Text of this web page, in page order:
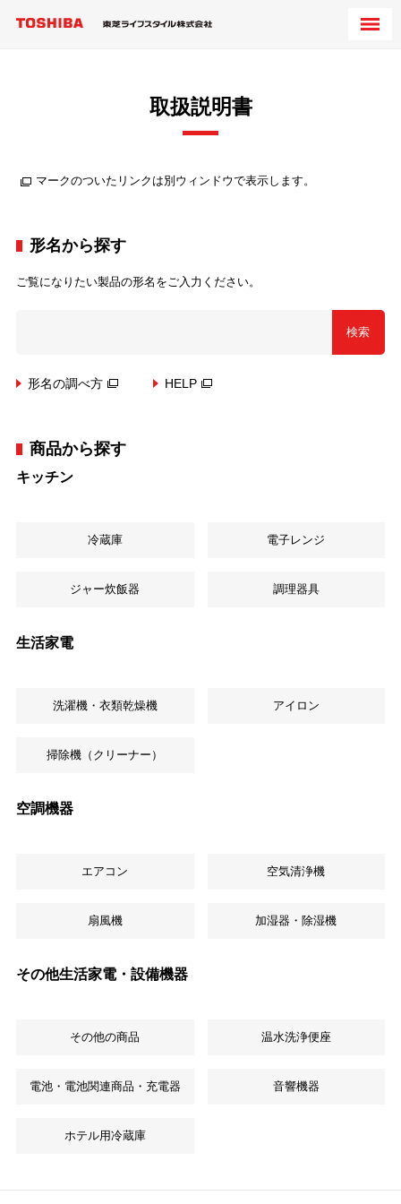
取扱説明書
マークのついたリンクは別ウィンドウで表示します。
形名から探す
ご覧になりたい製品の形名をご入力ください。
検索
形名の調べ方 HELP
商品から探す
キッチン
冷蔵庫 電子レンジ
ジャー炊飯器 調理器具
生活家電
洗濯機・衣類乾燥機 アイロン
掃除機（クリーナー）
空調機器
エアコン 空気清浄機
扇風機 加湿器・除湿機
その他生活家電・設備機器
その他の商品 温水洗浄便座
電池・電池関連商品・充電器 音響機器
ホテル用冷蔵庫